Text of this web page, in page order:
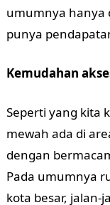
umumnya hanya
punya
Kemudahan
Seperti yang kita
mewah ada di
dengan
Pada umumnya
kota besar, jalan-